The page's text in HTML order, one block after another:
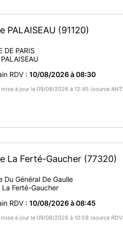
PALAISEAU (91120)
DE PARIS
PALAISEAU
RDV : 10/08/2026 à 08:30
à jour le 09/08/2026 à 12:45 (source
La Ferté-Gaucher (77320)
Du Général De Gaulle
La Ferté-Gaucher
RDV : 10/08/2026 à 08:45
à jour le 09/08/2026 à 10:58 (source